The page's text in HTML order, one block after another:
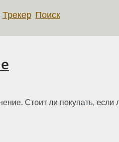
Трекер Поиск
Стоит ли покупать, если